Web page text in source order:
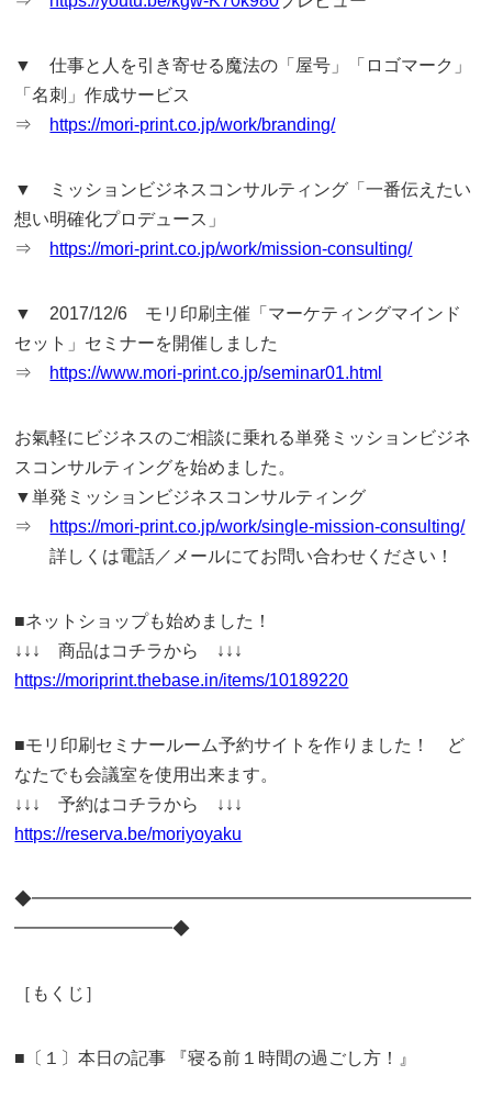
▼ 仕事と人を引き寄せる魔法の「屋号」「ロゴマーク」
「名刺」作成サービス
⇒ https://mori-print.co.jp/work/branding/
▼ ミッションビジネスコンサルティング「一番伝えたい
想い明確化プロデュース」
⇒ https://mori-print.co.jp/work/mission-consulting/
▼ 2017/12/6 モリ印刷主催「マーケティングマインド
セット」セミナーを開催しました
⇒ https://www.mori-print.co.jp/seminar01.html
お氣軽にビジネスのご相談に乗れる単発ミッションビジネ
スコンサルティングを始めました。
▼単発ミッションビジネスコンサルティング
⇒ https://mori-print.co.jp/work/single-mission-consulting/
詳しくは電話／メールにてお問い合わせください！
■ネットショップも始めました！
↓↓↓ 商品はコチラから ↓↓↓
https://moriprint.thebase.in/items/10189220
■モリ印刷セミナールーム予約サイトを作りました！ ど
なたでも会議室を使用出来ます。
↓↓↓ 予約はコチラから ↓↓↓
https://reserva.be/moriyoyaku
◆━━━━━━━━━━━━━━━━━━━━━━━━━
━━━━━━━━━◆
［もくじ］
■〔１〕本日の記事 『寝る前１時間の過ごし方！』